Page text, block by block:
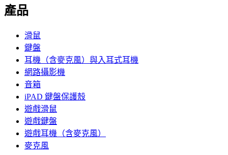
產品
滑鼠
鍵盤
耳機（含麥克風）與入耳式耳機
網路攝影機
音箱
iPAD 鍵盤保護殼
遊戲滑鼠
遊戲鍵盤
遊戲耳機（含麥克風）
麥克風